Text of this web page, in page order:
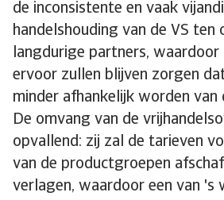
de inconsistente en vaak
handelshouding van de VS ten
langdurige partners, waardoor
ervoor zullen blijven zorgen
minder afhankelijk worden van
De omvang van de
opvallend: zij zal de tarieven
van de productgroepen
verlagen, waardoor een van 's